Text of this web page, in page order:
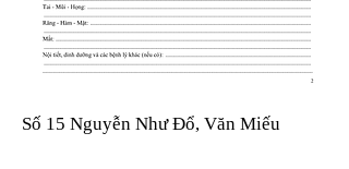
Số 15 Nguyễn Như Đổ, Văn Miếu